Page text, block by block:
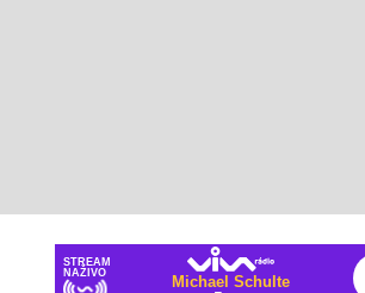
STREAM
NAŽIVO
Michael Schulte